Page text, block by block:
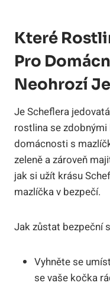
Které
Pro
Neohrozí
Je Scheflera
rostlina se
domácnosti s
zeleně a zároveň
jak si užít krásu
mazlíčka v bezpečí.
Jak zůstat bezpeční
Vyhněte se
se vaše kočka